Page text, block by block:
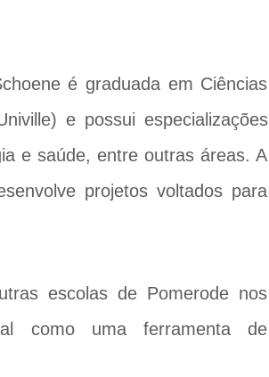
é graduada em Ciências
e possui especializações
e saúde, entre outras áreas. A
projetos voltados para
escolas de Pomerode nos
como uma ferramenta de